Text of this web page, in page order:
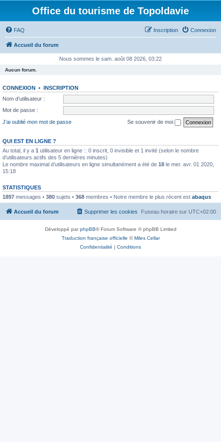
Office du tourisme de Topoldavie
FAQ Connexion
Inscription
Accueil du forum
Nous sommes le sam. août 08 2026, 03:22
Aucun forum.
CONNEXION • INSCRIPTION
Nom d’utilisateur :
Mot de passe :
J’ai oublié mon mot de passe
Se souvenir de moi
QUI EST EN LIGNE ?
Au total, il y a 1 utilisateur en ligne :: 0 inscrit, 0 invisible et 1 invité (selon le nombre
d’utilisateurs actifs des 5 dernières minutes)
Le nombre maximal d’utilisateurs en ligne simultanément a été de 18 le mer. avr. 01 2020,
15:18
STATISTIQUES
1897 messages • 380 sujets • 368 membres • Notre membre le plus récent est abaqus
Accueil du forum Fuseau horaire sur UTC+02:00
Supprimer les cookies
Développé parphpBB® Forum Software © phpBB Limited
Traduction française officielle ©Miles Cellar
Confidentialité | Conditions